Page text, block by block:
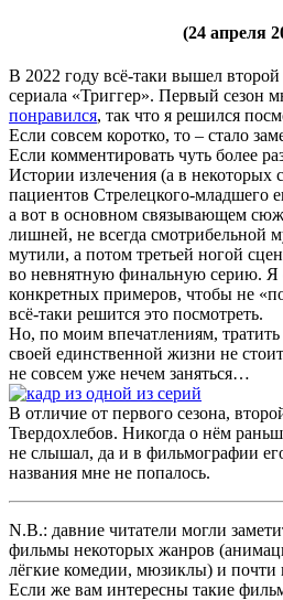
(24 апреля
В 2022 году всё-таки вышел второй
сериала «Триггер». Первый сезон
понравился, так что я решился
Если совсем коротко, то – стало
Если комментировать чуть более
Истории излечения (а в некоторых
пациентов Стрелецкого-младшего
а вот в основном связывающем
лишней, не всегда смотрибельной
мутили, а потом третьей ногой
во невнятную финальную серию. Я
конкретных примеров, чтобы не
всё-таки решится это посмотреть.
Но, по моим впечатлениям, тратить
своей единственной жизни не
не совсем уже нечем заняться…
В отличие от первого сезона,
Твердохлебов. Никогда о нём
не слышал, да и в фильмографии
названия мне не попалось.
N.B.: давние читатели могли
фильмы некоторых жанров
лёгкие комедии, мюзиклы) и почти
Если же вам интересны такие